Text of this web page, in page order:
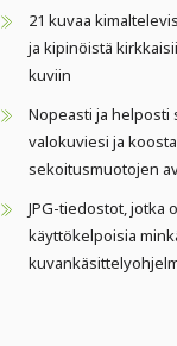
21 kuvaa
ja kipinöistä
kuviin
Nopeasti ja helposti
valokuviesi ja
sekoitusmuotojen
JPG-tiedostot, jotka
käyttökelpoisia